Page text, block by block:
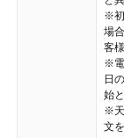
※初
場
客
※電
日
始
※天
文